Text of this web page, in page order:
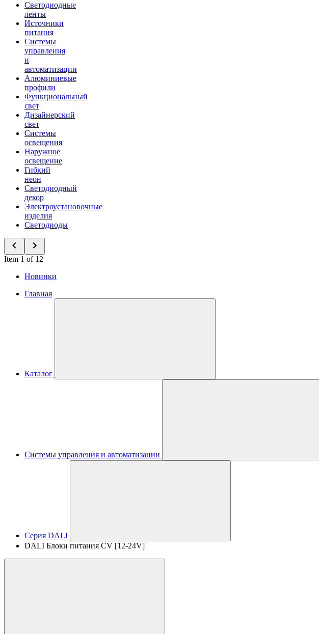
Светодиодные
ленты
Источники
питания
Системы
управления
и
автоматизации
Алюминиевые
профили
Функциональный
свет
Дизайнерский
свет
Системы
освещения
Наружное
освещение
Гибкий
неон
Светодиодный
декор
Электроустановочные
изделия
Светодиоды
Item 1 of 12
Новинки
Главная
Каталог
Системы управления и автоматизации
Серия DALI
DALI Блоки питания CV [12-24V]